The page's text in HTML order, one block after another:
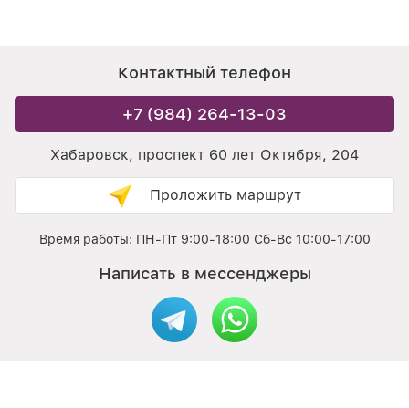
Контактный телефон
+7 (984) 264-13-03
Хабаровск, проспект 60 лет Октября, 204
Проложить маршрут
Время работы: ПН-Пт 9:00-18:00 Сб-Вс 10:00-17:00
Написать в мессенджеры